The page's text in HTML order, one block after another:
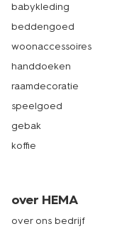
babykleding
beddengoed
woonaccessoires
handdoeken
raamdecoratie
speelgoed
gebak
koffie
over HEMA
over ons bedrijf